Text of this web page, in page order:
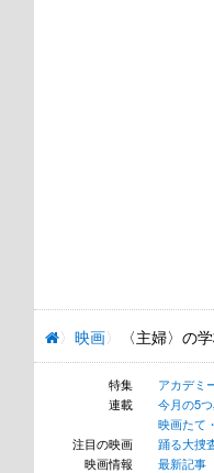
映画 〈主婦〉の
特集 アカデミ
連載
今月の5
映画たて
注目の映画
踊る大捜
映画情報
最新記事